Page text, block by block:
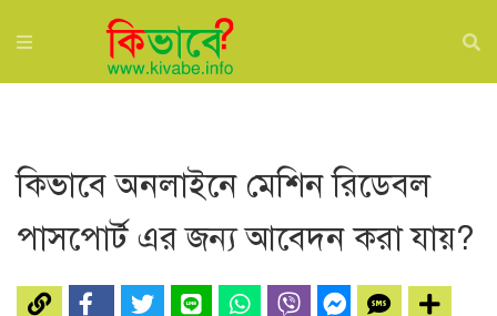
কিভাবে অনলাইনে মেশিন রিডেবল
পাসপোর্ট এর জন্য আবেদন করা যায়?